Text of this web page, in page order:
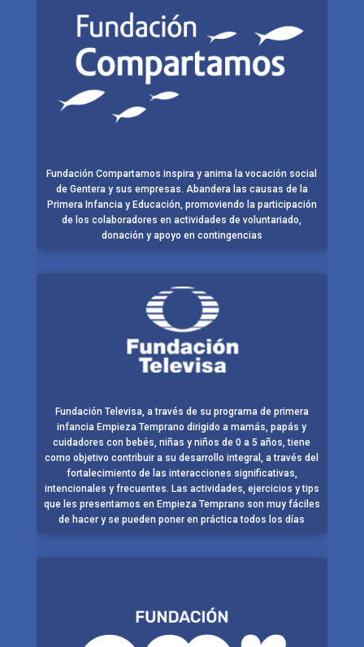
Fundación Compartamos inspira y anima la vocación social
de Gentera y sus empresas. Abandera las causas de la
Primera Infancia y Educación, promoviendo la participación
de los colaboradores en actividades de voluntariado,
donación y apoyo en contingencias
Fundación Televisa, a través de su programa de primera
infancia Empieza Temprano dirigido a mamás, papás y
cuidadores con bebés, niñas y niños de 0 a 5 años, tiene
como objetivo contribuir a su desarrollo integral, a través del
fortalecimiento de las interacciones significativas,
intencionales y frecuentes. Las actividades, ejercicios y tips
que les presentamos en Empieza Temprano son muy fáciles
de hacer y se pueden poner en práctica todos los días